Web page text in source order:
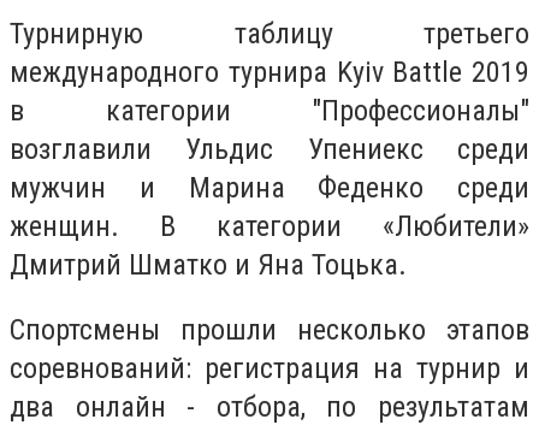
Турнирную таблицу третьего
международного турнира Kyiv Battle 2019
в категории "Профессионалы"
возглавили Ульдис Упениекс среди
мужчин и Марина Феденко среди
женщин. В категории «Любители»
Дмитрий Шматко и Яна Тоцька.
Спортсмены прошли несколько этапов
соревнований: регистрация на турнир и
два онлайн - отбора, по результатам